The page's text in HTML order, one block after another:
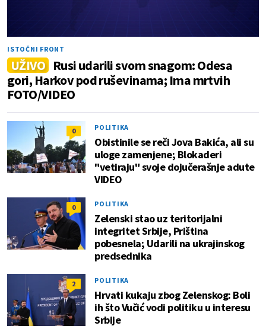
ISTOČNI FRONT
UŽIVO Rusi udarili svom snagom: Odesa
gori, Harkov pod ruševinama; Ima mrtvih
FOTO/VIDEO
0 POLITIKA
Obistinile se reči Jova Bakića, ali su
uloge zamenjene; Blokaderi
"vetiraju" svoje dojučerašnje adute
VIDEO
0 POLITIKA
Zelenski stao uz teritorijalni
integritet Srbije, Priština
pobesnela; Udarili na ukrajinskog
predsednika
2 POLITIKA
Hrvati kukaju zbog Zelenskog: Boli
ih što Vučić vodi politiku u interesu
Srbije